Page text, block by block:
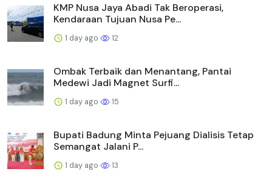
KMP Nusa Jaya Abadi Tak Beroperasi,
Kendaraan Tujuan Nusa Pe...
1 day ago 12
Ombak Terbaik dan Menantang, Pantai
Medewi Jadi Magnet Surfi...
1 day ago 15
Bupati Badung Minta Pejuang Dialisis Tetap
Semangat Jalani P...
1 day ago 13